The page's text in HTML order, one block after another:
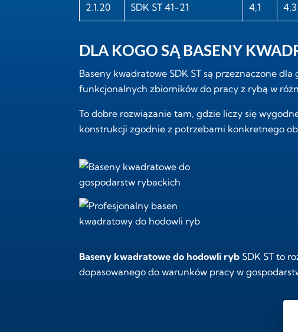
2.1.20 SDK ST 41-21 4,1 4,3
DLA KOGO SĄ BASENY
Baseny kwadratowe SDK ST są przeznaczone
funkcjonalnych zbiorników do pracy z rybą w
To dobre rozwiązanie tam, gdzie liczy się
konstrukcji zgodnie z potrzebami konkretnego
Baseny kwadratowe do hodowli ryb SDK ST to
dopasowanego do warunków pracy w